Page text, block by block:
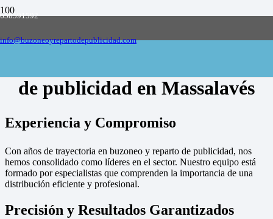
658591592
info@buzoneoyrepartodepublicidad.com
Empresa de buzoneo y reparto de publicidad
de publicidad en Massalavés
Experiencia y Compromiso
Con años de trayectoria en buzoneo y reparto de publicidad, nos
hemos consolidado como líderes en el sector. Nuestro equipo está
formado por especialistas que comprenden la importancia de una
distribución eficiente y profesional.
Precisión y Resultados Garantizados